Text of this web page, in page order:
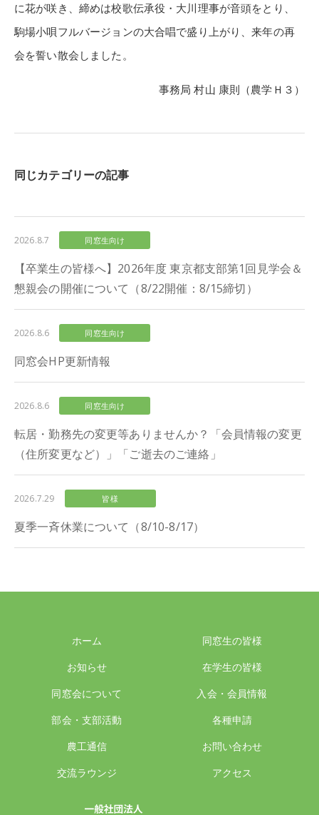
に花が咲き、締めは校歌伝承役・大川理事が音頭をとり、
駒場小唄フルバージョンの大合唱で盛り上がり、来年の再
会を誓い散会しました。
事務局 村山 康則（農学Ｈ３）
同じカテゴリーの記事
2026.8.7 同窓生向け
【卒業生の皆様へ】2026年度 東京都支部第1回見学会＆
懇親会の開催について（8/22開催：8/15締切）
2026.8.6 同窓生向け
同窓会HP更新情報
2026.8.6 同窓生向け
転居・勤務先の変更等ありませんか？「会員情報の変更
（住所変更など）」「ご逝去のご連絡」
2026.7.29 皆様
夏季一斉休業について（8/10-8/17）
ホーム
お知らせ
同窓会について
部会・支部活動
農工通信
交流ラウンジ
同窓生の皆様
在学生の皆様
入会・会員情報
各種申請
お問い合わせ
アクセス